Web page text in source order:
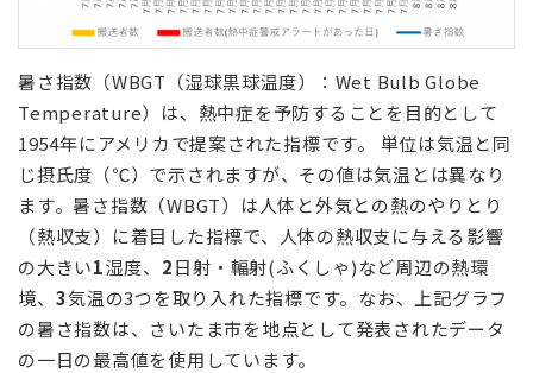
暑さ指数（WBGT（湿球黒球温度）：Wet Bulb Globe
Temperature）は、熱中症を予防することを目的として
1954年にアメリカで提案された指標です。 単位は気温と同
じ摂氏度（℃）で示されますが、その値は気温とは異なり
ます。暑さ指数（WBGT）は人体と外気との熱のやりとり
（熱収支）に着目した指標で、人体の熱収支に与える影響
の大きい1湿度、 2日射・輻射(ふくしゃ)など周辺の熱環
境、 3気温の3つを取り入れた指標です。なお、上記グラフ
の暑さ指数は、さいたま市を地点として発表されたデータ
の一日の最高値を使用しています。